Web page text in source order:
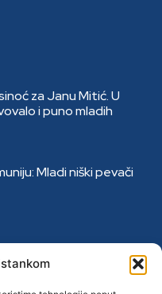
za Janu Mitić. U
i puno mladih
Mladi niški pevači